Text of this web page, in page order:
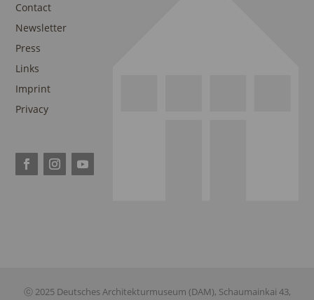
Contact
Newsletter
Press
Links
Imprint
Privacy
ⓒ 2025 Deutsches Architekturmuseum (DAM), Schaumainkai 43,